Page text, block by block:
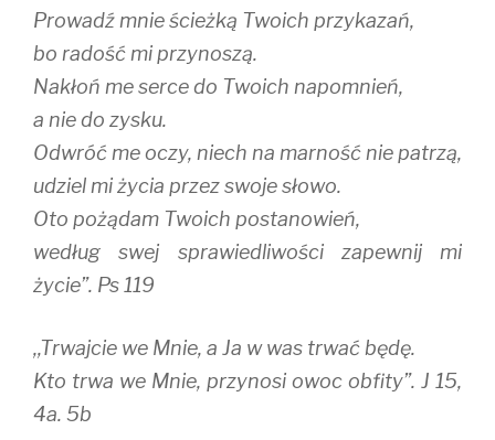
Prowadź mnie ścieżką Twoich przykazań,
bo radość mi przynoszą.
Nakłoń me serce do Twoich napomnień,
a nie do zysku.
Odwróć me oczy, niech na marność nie patrzą,
udziel mi życia przez swoje słowo.
Oto pożądam Twoich postanowień,
według swej sprawiedliwości zapewnij mi
życie”. Ps 119
,,Trwajcie we Mnie, a Ja w was trwać będę.
Kto trwa we Mnie, przynosi owoc obfity”. J 15,
4a. 5b